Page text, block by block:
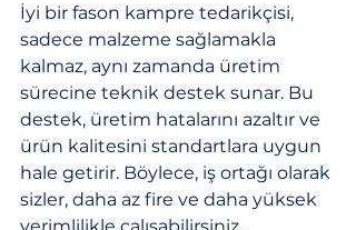
İyi bir fason kampre tedarikçisi,
sadece malzeme sağlamakla
kalmaz, aynı zamanda üretim
sürecine teknik destek sunar. Bu
destek, üretim hatalarını azaltır ve
ürün kalitesini standartlara uygun
hale getirir. Böylece, iş ortağı olarak
sizler, daha az fire ve daha yüksek